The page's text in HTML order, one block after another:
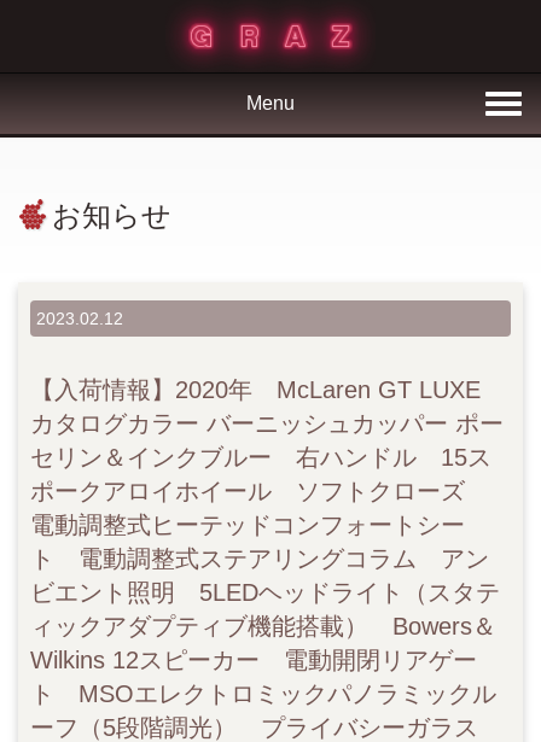
Menu
お知らせ
2023.02.12
【入荷情報】2020年 McLaren GT LUXE
カタログカラー バーニッシュカッパー ポー
セリン＆インクブルー 右ハンドル 15ス
ポークアロイホイール ソフトクローズ
電動調整式ヒーテッドコンフォートシー
ト 電動調整式ステアリングコラム アン
ビエント照明 5LEDヘッドライト（スタテ
ィックアダプティブ機能搭載） Bowers＆
Wilkins 12スピーカー 電動開閉リアゲー
ト MSOエレクトロミックパノラミックル
ーフ（5段階調光） プライバシーガラス